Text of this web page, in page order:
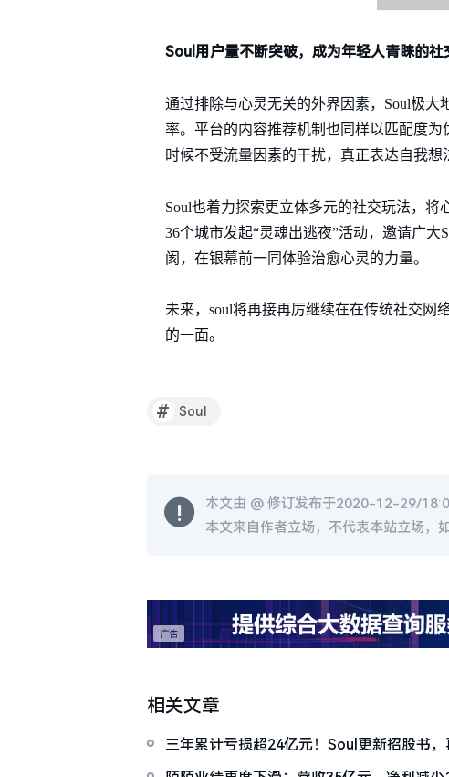
Soul用户量不断突破，成为年轻人青睐的社
通过排除与心灵无关的外界因素，Soul极
率。平台的内容推荐机制也同样以匹配度
时候不受流量因素的干扰，真正表达自我想
Soul也着力探索更立体多元的社交玩法，将
36个城市发起“灵魂出逃夜”活动，邀请广
阂，在银幕前一同体验治愈心灵的力量。
未来，soul将再接再厉继续在在传统社交网
的一面。
# Soul
本文由 @修订发布于2020-12-29/
本文来自作者立场，不代表本站立场，
相关文章
三年累计亏损超24亿元！Soul更新招股书